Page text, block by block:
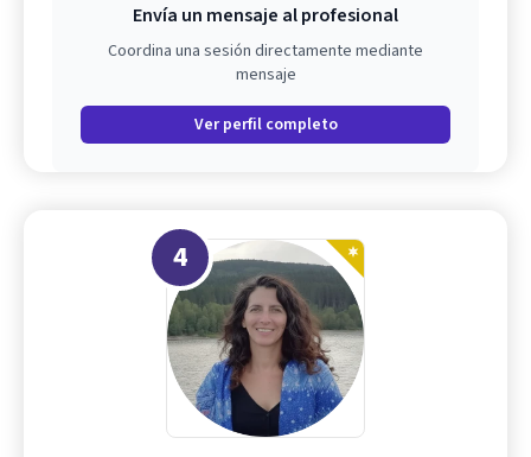
Envía un mensaje al profesional
Coordina una sesión directamente mediante
mensaje
Ver perfil completo
4